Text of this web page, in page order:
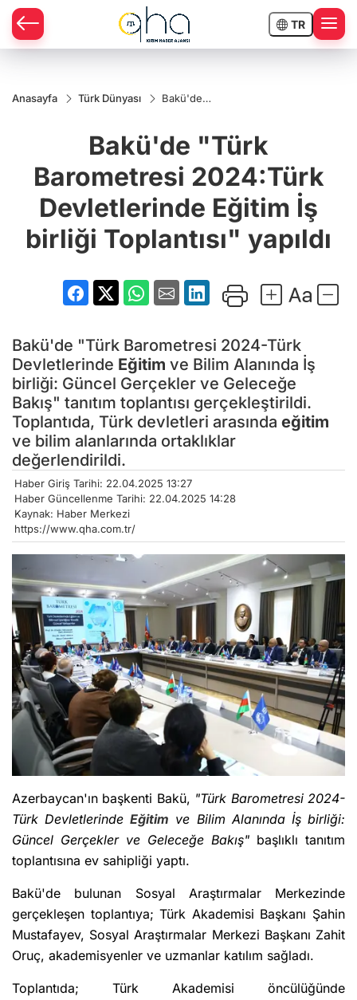
TR
Anasayfa Türk Dünyası
Bakü'de
2024:Türk
Devletlerinde
birliği
Toplantısı"
yapıldı
Bakü'de "Türk
Barometresi 2024:Türk
Devletlerinde Eğitim İş
birliği Toplantısı" yapıldı
Bakü'de "Türk Barometresi 2024-Türk
Devletlerinde Eğitim ve Bilim Alanında İş
birliği: Güncel Gerçekler ve Geleceğe
Bakış" tanıtım toplantısı gerçekleştirildi.
Toplantıda, Türk devletleri arasında eğitim
ve bilim alanlarında ortaklıklar
değerlendirildi.
Haber Giriş Tarihi: 22.04.2025 13:27
Haber Güncellenme Tarihi: 22.04.2025 14:28
Kaynak: Haber Merkezi
https://www.qha.com.tr/
Azerbaycan'ın başkenti Bakü, "Türk Barometresi 2024-
Türk DevletlerindeEğitim ve Bilim Alanında İş birliği:
Güncel Gerçekler ve Geleceğe Bakış" başlıklı tanıtım
toplantısına ev sahipliği yaptı.
Bakü'de bulunan Sosyal Araştırmalar Merkezinde
gerçekleşen toplantıya; Türk Akademisi Başkanı Şahin
Mustafayev, Sosyal Araştırmalar Merkezi Başkanı Zahit
Oruç, akademisyenler ve uzmanlar katılım sağladı.
Toplantıda; Türk Akademisi öncülüğünde